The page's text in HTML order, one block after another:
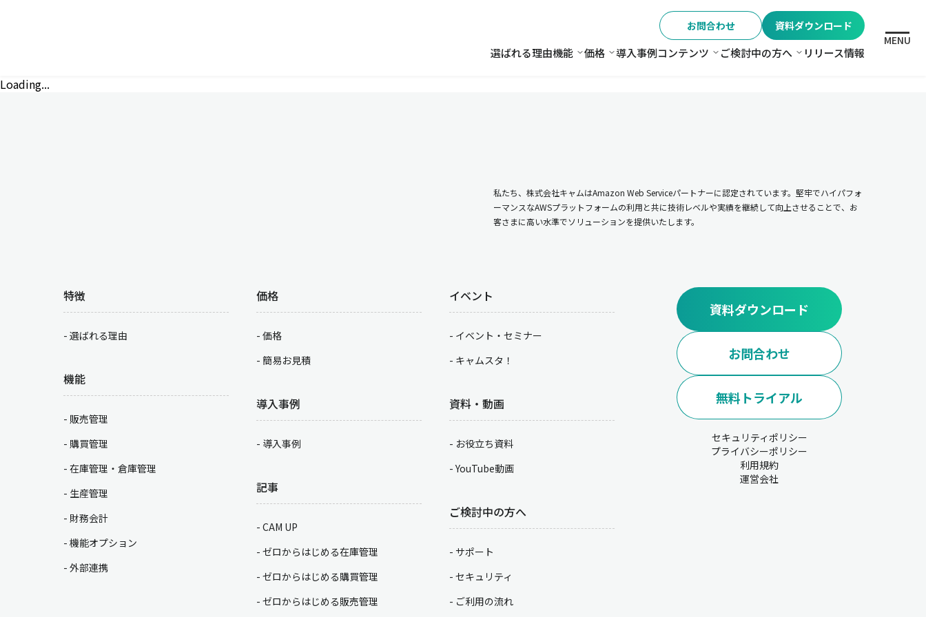
お問合わせ 資料ダウンロード
選ばれる理由機能 機能
価格 価格
導入事例コンテンツ コンテンツ
ご検討中の方へ ご検討中の方へ
リリース情報
MENU
Loading...
私たち、株式会社キャムはAmazon Web Serviceパートナーに認定されています。堅牢でハイパフォ
ーマンスなAWSプラットフォームの利用と共に技術レベルや実績を継続して向上させることで、お
客さまに高い水準でソリューションを提供いたします。
特徴
選ばれる理由
機能
販売管理
購買管理
在庫管理・倉庫管理
生産管理
財務会計
機能オプション
外部連携
価格
価格
簡易お見積
導入事例
導入事例
記事
CAM UP
ゼロからはじめる在庫管理
ゼロからはじめる購買管理
ゼロからはじめる販売管理
イベント
イベント・セミナー
キャムスタ！
資料・動画
お役立ち資料
YouTube動画
ご検討中の方へ
サポート
セキュリティ
ご利用の流れ
資料ダウンロード
お問合わせ
無料トライアル
セキュリティポリシー
プライバシーポリシー
利用規約
運営会社